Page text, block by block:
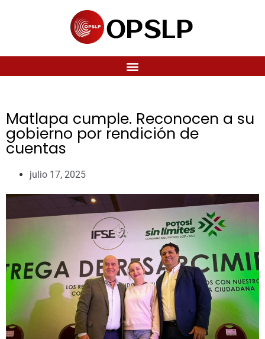
Matlapa cumple. Reconocen a su
gobierno por rendición de
cuentas
julio 17, 2025